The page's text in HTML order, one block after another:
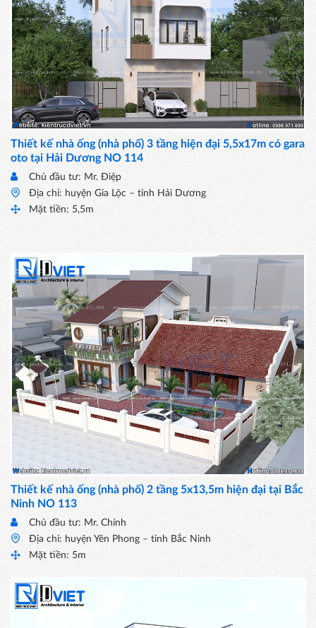
Thiết kế nhà ống (nhà phố) 3 tầng hiện đại 5,5x17m có gara
oto tại Hải Dương NO 114
Chủ đầu tư: Mr. Điệp
Địa chỉ: huyện Gia Lộc – tỉnh Hải Dương
Mặt tiền: 5,5m
Thiết kế nhà ống (nhà phố) 2 tầng 5x13,5m hiện đại tại Bắc
Ninh NO 113
Chủ đầu tư: Mr. Chính
Địa chỉ: huyện Yên Phong – tỉnh Bắc Ninh
Mặt tiền: 5m